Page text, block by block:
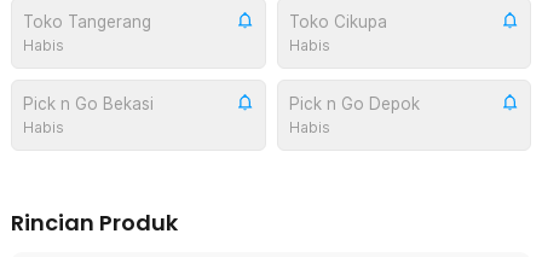
Toko Tangerang
Habis
Toko Cikupa
Habis
Pick n Go Bekasi
Habis
Pick n Go Depok
Habis
Rincian Produk